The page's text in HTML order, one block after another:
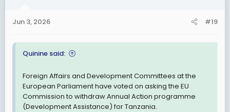
s
Jun 3, 2026 #19
Quinine said:
Foreign Affairs and Development Committees at the
European Parliament have voted on asking the EU
Commission to withdraw Annual Action programme
(Development Assistance) for Tanzania.